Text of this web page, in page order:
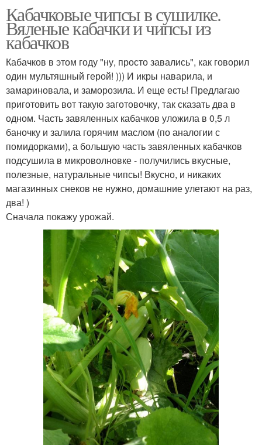
Кабачковые чипсы в сушилке.
Вяленые кабачки и чипсы из
кабачков
Кабачков в этом году "ну, просто завались", как говорил
один мультяшный герой! ))) И икры наварила, и
замариновала, и заморозила. И еще есть! Предлагаю
приготовить вот такую заготовочку, так сказать два в
одном. Часть завяленных кабачков уложила в 0,5 л
баночку и залила горячим маслом (по аналогии с
помидорками), а большую часть завяленных кабачков
подсушила в микроволновке - получились вкусные,
полезные, натуральные чипсы! Вкусно, и никаких
магазинных снеков не нужно, домашние улетают на раз,
два! )
Сначала покажу урожай.